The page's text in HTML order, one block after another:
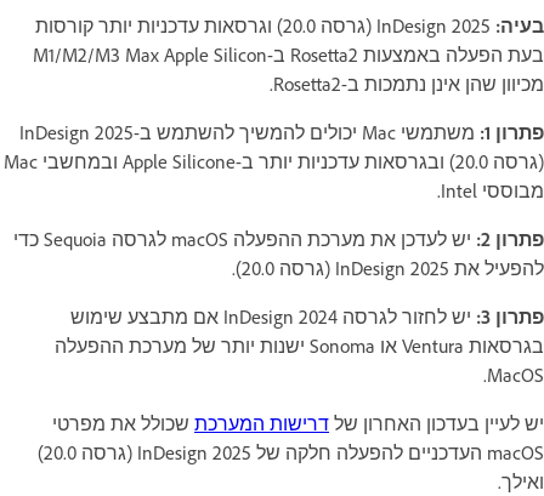
בעיה:
InDesign 2025 (גרסה 20.0) וגרסאות עדכניות יותר קורסות
בעת הפעלה באמצעות Rosetta2 ב-M1/M2/M3 Max Apple Silicon
מכיוון שהן אינן נתמכות ב-Rosetta2.
פתרון 1:
משתמשי Mac יכולים להמשיך להשתמש ב-InDesign 2025
(גרסה 20.0) ובגרסאות עדכניות יותר ב-Apple Silicone ובמחשבי Mac
מבוססי Intel.
פתרון 2:
יש לעדכן את מערכת ההפעלה macOS לגרסה Sequoia כדי
להפעיל את InDesign 2025 (גרסה 20.0).
פתרון 3:
יש לחזור לגרסה InDesign 2024 אם מתבצע שימוש
בגרסאות Ventura או Sonoma ישנות יותר של מערכת ההפעלה
MacOS.
יש לעיין בעדכון האחרון של דרישות המערכת שכולל את מפרטי
macOS העדכניים להפעלה חלקה של InDesign 2025 (גרסה 20.0)
ואילך.